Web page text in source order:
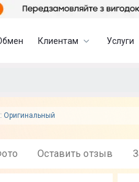
Клиентам Услуги
Оригинальный
Фото Оставить отзыв